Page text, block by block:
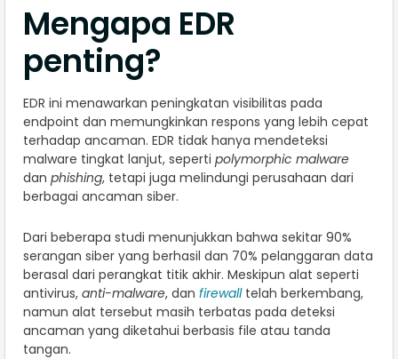
Mengapa EDR
penting?
EDR ini menawarkan peningkatan visibilitas pada
endpoint dan memungkinkan respons yang lebih cepat
terhadap ancaman. EDR tidak hanya mendeteksi
malware tingkat lanjut, seperti polymorphic malware
dan phishing, tetapi juga melindungi perusahaan dari
berbagai ancaman siber.
Dari beberapa studi menunjukkan bahwa sekitar 90%
serangan siber yang berhasil dan 70% pelanggaran data
berasal dari perangkat titik akhir. Meskipun alat seperti
antivirus, anti-malware, dan firewalltelah berkembang,
namun alat tersebut masih terbatas pada deteksi
ancaman yang diketahui berbasis file atau tanda
tangan.